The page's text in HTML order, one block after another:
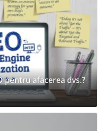
pentru afacerea dvs.?